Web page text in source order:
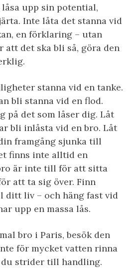
upp sin potential,
Inte låta det stanna vid
en förklaring – utan
att det ska bli så, göra den
stanna vid en tanke.
bli stanna vid en flod.
på det som låser dig. Låt
bli inlåsta vid en bro. Låt
framgång sjunka till
finns inte alltid en
är inte till för att sitta
att ta sig över. Finn
ditt liv – och häng fast vid
upp en massa lås.
bro i Paris, besök den
för mycket vatten rinna
strider till handling.